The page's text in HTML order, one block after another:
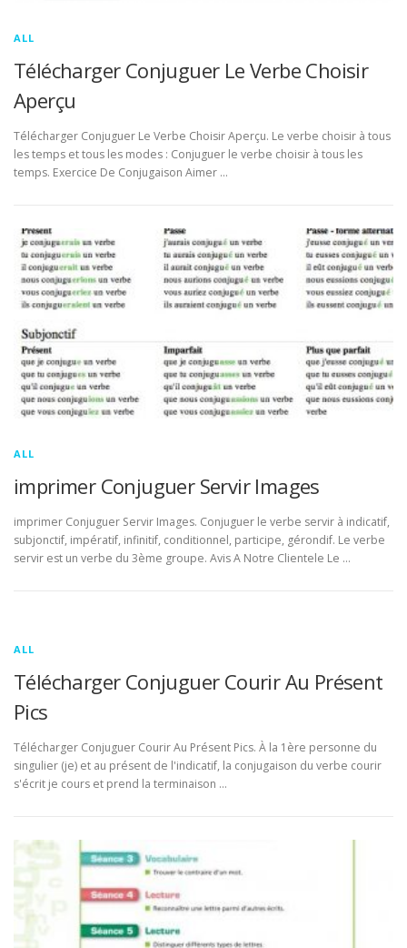
ALL
Télécharger Conjuguer Le Verbe Choisir
Aperçu
Télécharger Conjuguer Le Verbe Choisir Aperçu. Le verbe choisir à tous
les temps et tous les modes : Conjuguer le verbe choisir à tous les
temps. Exercice De Conjugaison Aimer …
ALL
imprimer Conjuguer Servir Images
imprimer Conjuguer Servir Images. Conjuguer le verbe servir à indicatif,
subjonctif, impératif, infinitif, conditionnel, participe, gérondif. Le verbe
servir est un verbe du 3ème groupe. Avis A Notre Clientele Le …
ALL
Télécharger Conjuguer Courir Au Présent
Pics
Télécharger Conjuguer Courir Au Présent Pics. À la 1ère personne du
singulier (je) et au présent de l'indicatif, la conjugaison du verbe courir
s'écrit je cours et prend la terminaison …